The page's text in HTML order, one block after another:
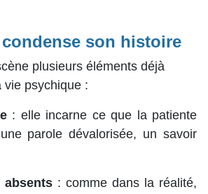
son histoire
plusieurs éléments déjà
vie psychique :
: elle incarne ce que la patiente
parole dévalorisée, un savoir
absents : comme dans la réalité,